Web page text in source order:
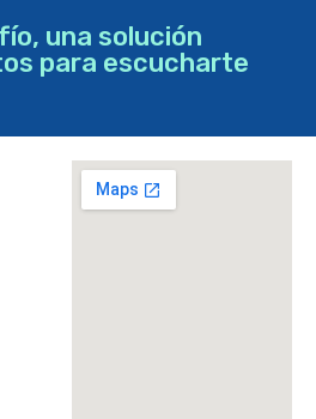
una solución
para escucharte